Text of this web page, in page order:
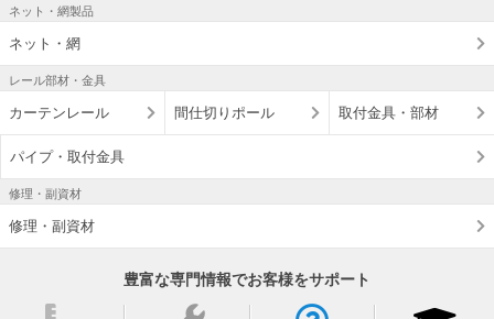
ネット・網製品
ネット・網
レール部材・金具
カーテンレール 間仕切りポール 取付金具・部材
パイプ・取付金具
修理・副資材
修理・副資材
豊富な専門情報でお客様をサポート